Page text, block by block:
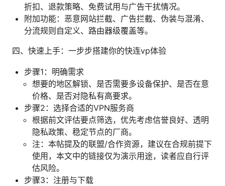
折扣、退款策略、免费试用与广告干扰情况。
附加功能：恶意网站拦截、广告拦截、伪装与混淆、
分流规则自定义、路由器级覆盖等。
四、快速上手：一步步搭建你的快连vp体验
步骤1：明确需求
想要的地区解锁、是否需要多设备保护、是否在意
价格、是否对隐私有高要求。
步骤2：选择合适的VPN服务商
根据前文评估要点筛选，优先考虑信誉良好、透明
隐私政策、稳定节点的厂商。
注：本帖提及的联盟/合作资源，建议在合规前提下
使用，本文中的链接仅为演示用途，读者应自行评
估风险。
步骤3：注册与下载